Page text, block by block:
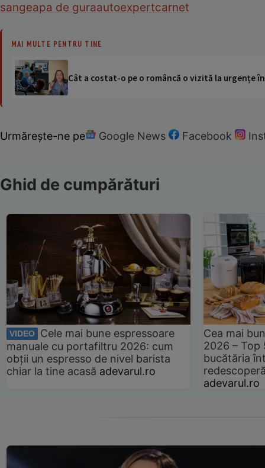
sangeapa de guraautoexpertcarnet
MAI MULTE PENTRU TINE
Cât a costat-o pe o româncă o vizită la urgențe
Urmărește-ne pe Google News Facebook
Ghid de cumpărături
VIDEO
Cele mai bune espressoare
manuale cu portafiltru 2026: cum
obții un espresso de nivel barista
chiar la tine acasă adevarul.ro
Cea mai
2026 –
bucătăria
adevarul.ro